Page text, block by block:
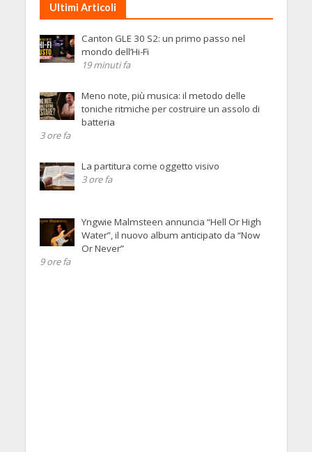
Ultimi Articoli
Canton GLE 30 S2: un primo passo nel
mondo dell’Hi-Fi
19 minuti fa
Meno note, più musica: il metodo delle
toniche ritmiche per costruire un assolo di
batteria
3 ore fa
La partitura come oggetto visivo
3 ore fa
Yngwie Malmsteen annuncia “Hell Or High
Water”, il nuovo album anticipato da “Now
Or Never”
9 ore fa